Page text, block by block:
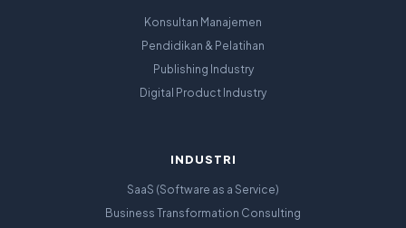
Konsultan Manajemen
Pendidikan & Pelatihan
Publishing Industry
Digital Product Industry
INDUSTRI
SaaS (Software as a Service)
Business Transformation Consulting